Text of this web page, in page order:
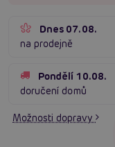
Dnes 07.08.
na prodejně
Pondělí 10.08.
doručení domů
Možnosti dopravy